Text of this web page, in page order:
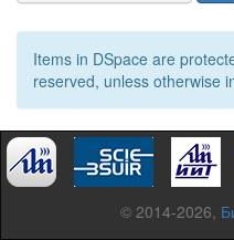
Items in DSpace are
reserved, unless otherwise
© 2014-2026,